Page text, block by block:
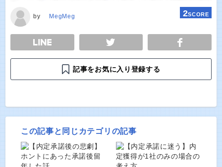
by MegMeg 2SCORE
TWEET
記事をお気に入り登録する
この記事と同じカテゴリの記事